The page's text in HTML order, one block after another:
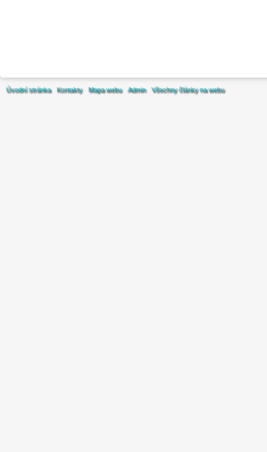
Úvodní stránka Kontakty Mapa webu Admin Všechny články na webu